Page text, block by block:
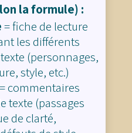
la formule) :
= fiche de lecture
les différents
(personnages,
style, etc.)
= commentaires
texte (passages
de clarté,